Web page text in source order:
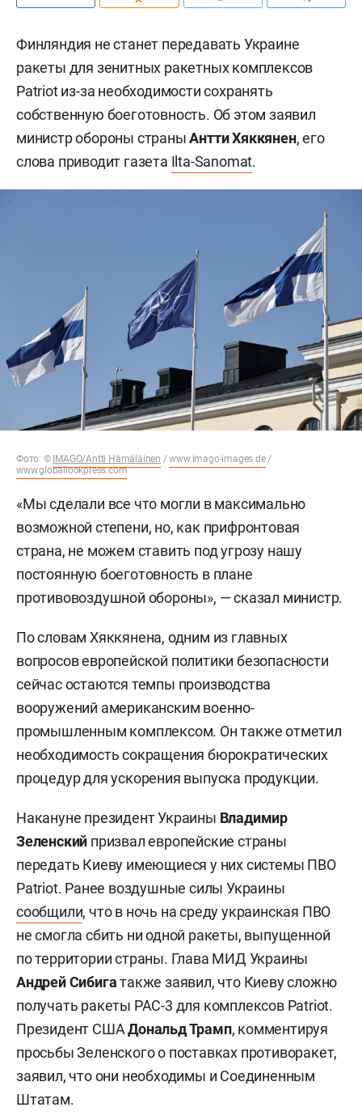
Финляндия не станет передавать Украине
ракеты для зенитных ракетных комплексов
Patriot из-за необходимости сохранять
собственную боеготовность. Об этом заявил
министр обороны страныАнтти Хяккянен, его
слова приводит газета Ilta-Sanomat.
Фото: © IMAGO/Antti Hämäläinen /www.imago-images.de/
www.globallookpress.com
«Мы сделали все что могли в максимально
возможной степени, но, как прифронтовая
страна, не можем ставить под угрозу нашу
постоянную боеготовность в плане
противовоздушной обороны», — сказал министр.
По словам Хяккянена, одним из главных
вопросов европейской политики безопасности
сейчас остаются темпы производства
вооружений американским военно-
промышленным комплексом. Он также отметил
необходимость сокращения бюрократических
процедур для ускорения выпуска продукции.
Накануне президент Украины Владимир
Зеленский призвал европейские страны
передать Киеву имеющиеся у них системы ПВО
Patriot. Ранее воздушные силы Украины
сообщили, что в ночь на среду украинская ПВО
не смогла сбить ни одной ракеты, выпущенной
по территории страны. Глава МИД Украины
Андрей Сибигатакже заявил, что Киеву сложно
получать ракеты PAC-3 для комплексов Patriot.
Президент СШАДональд Трамп, комментируя
просьбы Зеленского о поставках противоракет,
заявил, что они необходимы и Соединенным
Штатам.